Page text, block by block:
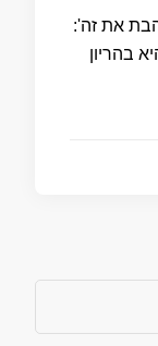
את זה':
בהריון